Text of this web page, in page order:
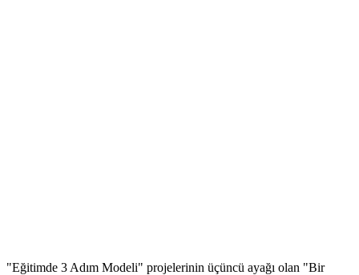
"Eğitimde 3 Adım Modeli" projelerinin üçüncü ayağı olan "Bir